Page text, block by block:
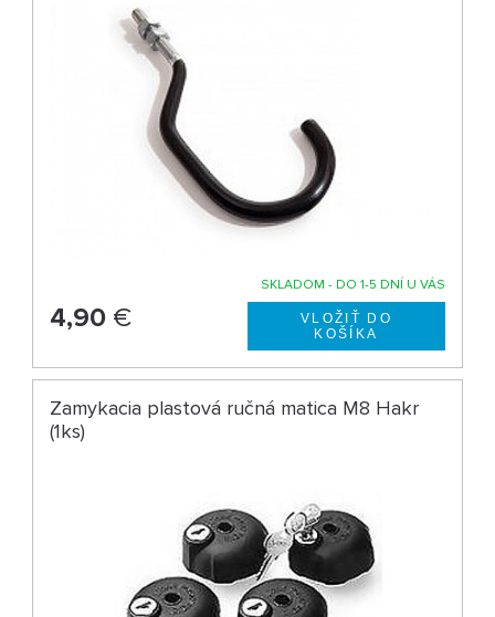
SKLADOM - DO 1-5 DNÍ U VÁS
4,90 €
Zamykacia plastová ručná matica M8 Hakr
(1ks)